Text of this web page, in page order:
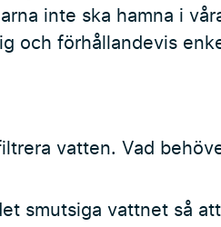
inte ska hamna i
och förhållandevis
vatten. Vad
smutsiga vattnet så